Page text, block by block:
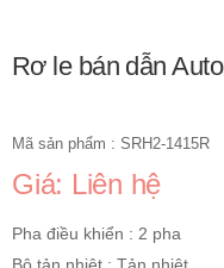
Rơ le bán dẫn
Mã sản phẩm : SRH2-1415R
Giá: Liên hệ
Pha điều khiển : 2 pha